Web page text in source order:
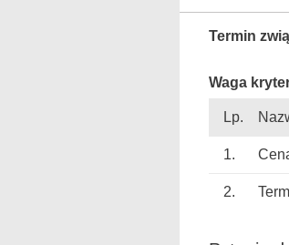
Termin
Waga
Lp.
1.
2.